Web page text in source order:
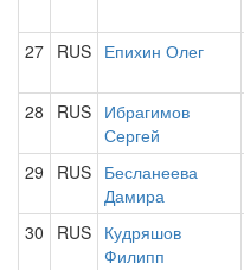
27 RUS Епихин Олег
28 RUS Ибрагимов
Сергей
29 RUS Бесланеева
Дамира
30 RUS Кудряшов
Филипп